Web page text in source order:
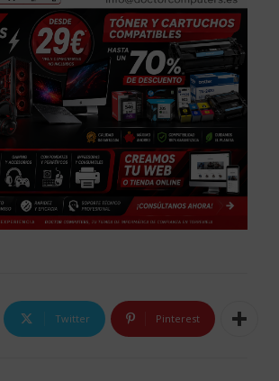
Twitter Pinterest